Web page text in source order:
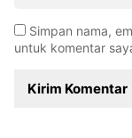
Simpan nama,
untuk komentar